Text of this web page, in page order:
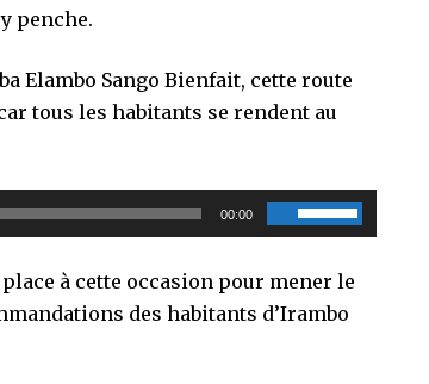
penche.
Elambo Sango Bienfait, cette route
tous les habitants se rendent au
00:00
Utilisez
les
flèches
haut/bas
à cette occasion pour mener le
des habitants d’Irambo